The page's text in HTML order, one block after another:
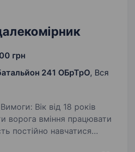
грн
241 ОБрТрО, Вся
працювати